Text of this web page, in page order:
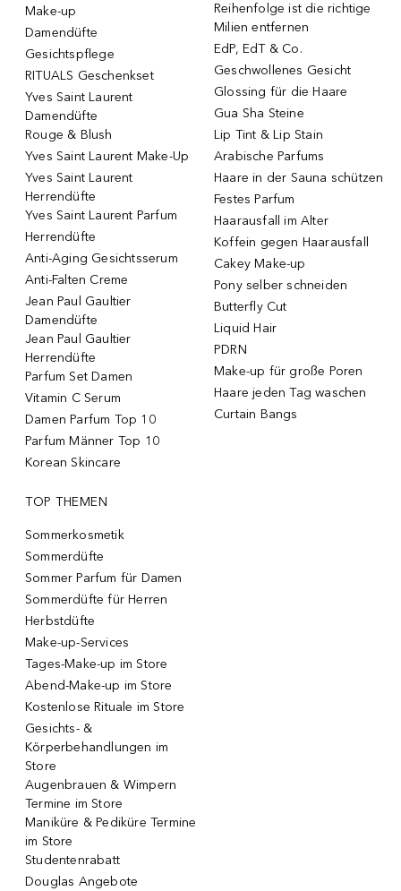
Make-up
Damendüfte
Gesichtspflege
RITUALS Geschenkset
Yves Saint Laurent
Damendüfte
Rouge & Blush
Yves Saint Laurent Make-Up
Yves Saint Laurent
Herrendüfte
Yves Saint Laurent Parfum
Herrendüfte
Anti-Aging Gesichtsserum
Anti-Falten Creme
Jean Paul Gaultier
Damendüfte
Jean Paul Gaultier
Herrendüfte
Parfum Set Damen
Vitamin C Serum
Damen Parfum Top 10
Parfum Männer Top 10
Korean Skincare
Reihenfolge ist die richtige
Milien entfernen
EdP, EdT & Co.
Geschwollenes Gesicht
Glossing für die Haare
Gua Sha Steine
Lip Tint & Lip Stain
Arabische Parfums
Haare in der Sauna schützen
Festes Parfum
Haarausfall im Alter
Koffein gegen Haarausfall
Cakey Make-up
Pony selber schneiden
Butterfly Cut
Liquid Hair
PDRN
Make-up für große Poren
Haare jeden Tag waschen
Curtain Bangs
TOP THEMEN
Sommerkosmetik
Sommerdüfte
Sommer Parfum für Damen
Sommerdüfte für Herren
Herbstdüfte
Make-up-Services
Tages-Make-up im Store
Abend-Make-up im Store
Kostenlose Rituale im Store
Gesichts- &
Körperbehandlungen im
Store
Augenbrauen & Wimpern
Termine im Store
Maniküre & Pediküre Termine
im Store
Studentenrabatt
Douglas Angebote